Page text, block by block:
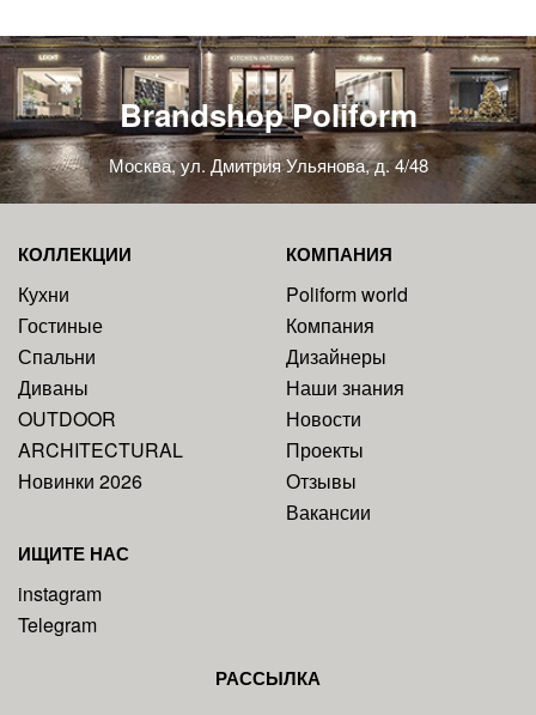
Brandshop Poliform
Москва, ул. Дмитрия Ульянова, д. 4/48
КОЛЛЕКЦИИ
Кухни
Гостиные
Спальни
Диваны
OUTDOOR
ARCHITECTURAL
Новинки 2026
КОМПАНИЯ
Poliform world
Компания
Дизайнеры
Наши знания
Новости
Проекты
Отзывы
Вакансии
ИЩИТЕ НАС
instagram
Telegram
РАССЫЛКА